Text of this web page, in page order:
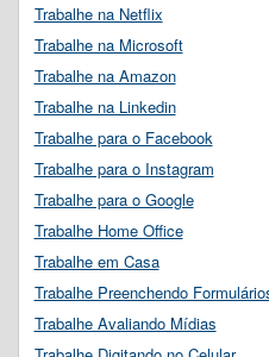
Trabalhe na Netflix
Trabalhe na Microsoft
Trabalhe na Amazon
Trabalhe na Linkedin
Trabalhe para o Facebook
Trabalhe para o Instagram
Trabalhe para o Google
Trabalhe Home Office
Trabalhe em Casa
Trabalhe Preenchendo
Trabalhe Avaliando Mídias